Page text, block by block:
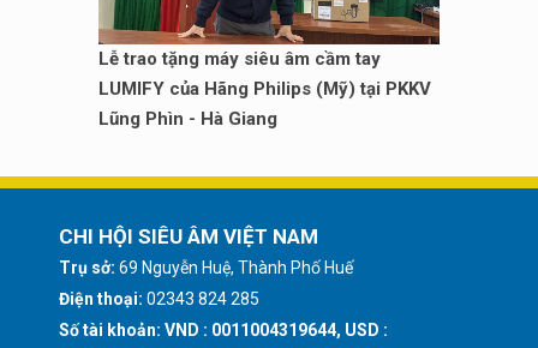
Lễ trao tặng máy siêu âm cầm tay
LUMIFY của Hãng Philips (Mỹ) tại PKKV
Lũng Phìn - Hà Giang
CHI HỘI SIÊU ÂM VIỆT NAM
Trụ sở: 69 Nguyễn Huệ, Thành Phố Huế
Điện thoại: 02343 824 285
Số tài khoản: VND : 0011004319644, USD :